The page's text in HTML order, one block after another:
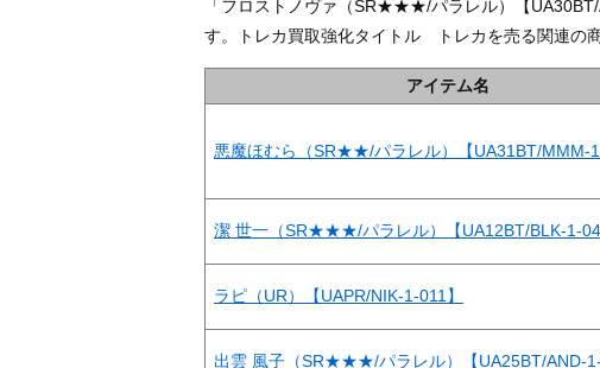
「フロストノヴァ（SR★★★/パラレル）【
す。トレカ買取強化タイトル トレカを売る関連の
アイテム名
悪魔ほむら（SR★★/パラレル）【UA31BT/MMM-
潔 世一（SR★★★/パラレル）【UA12BT/BLK-1-
ラピ（UR）【UAPR/NIK-1-011】
出雲 風子（SR★★★/パラレル）【UA25BT/AND-1-